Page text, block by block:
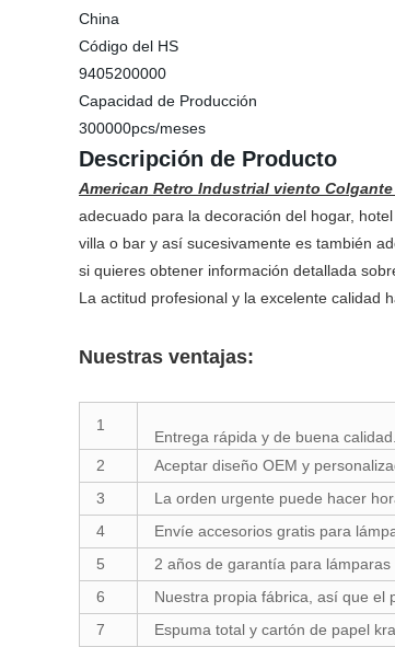
China
Código del HS
9405200000
Capacidad de Producción
300000pcs/meses
Descripción de Producto
American Retro Industrial viento
adecuado para la decoración del hogar,
villa o bar y así sucesivamente es también
si quieres obtener información detallada
La actitud profesional y la excelente calidad
Nuestras ventajas:
1
Entrega rápida y de buena calidad.
2
Aceptar diseño OEM y
3
La orden urgente puede hacer
4
Envíe accesorios gratis para
5
2 años de garantía para lámparas
6
Nuestra propia fábrica, así que el
7
Espuma total y cartón de papel